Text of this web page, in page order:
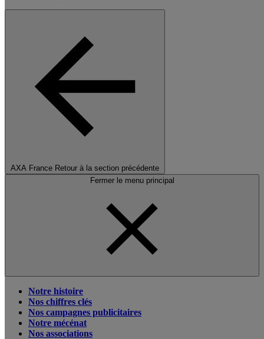
AXA France Retour à la section précédente
Fermer le menu principal
Notre histoire
Nos chiffres clés
Nos campagnes publicitaires
Notre mécénat
Nos associations